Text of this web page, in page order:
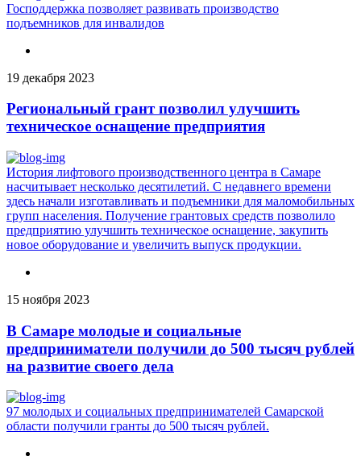
Господдержка позволяет развивать производство
подъемников для инвалидов
19 декабря 2023
Региональный грант позволил улучшить
техническое оснащение предприятия
История лифтового производственного центра в Самаре
насчитывает несколько десятилетий. С недавнего времени
здесь начали изготавливать и подъемники для маломобильных
групп населения. Получение грантовых средств позволило
предприятию улучшить техническое оснащение, закупить
новое оборудование и увеличить выпуск продукции.
15 ноября 2023
В Самаре молодые и социальные
предприниматели получили до 500 тысяч рублей
на развитие своего дела
97 молодых и социальных предпринимателей Самарской
области получили гранты до 500 тысяч рублей.